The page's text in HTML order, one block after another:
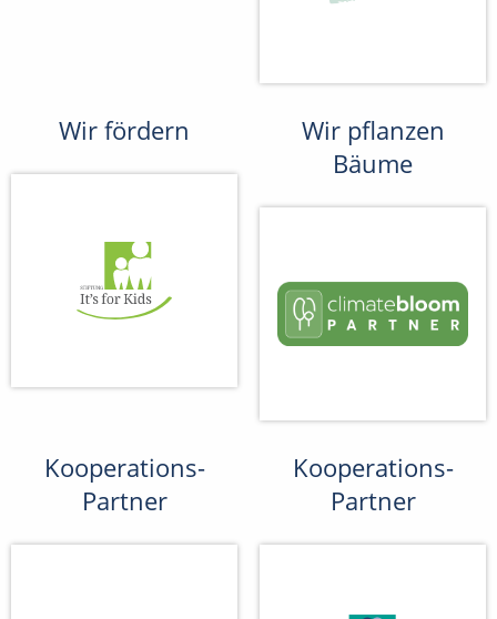
Wir fördern
Wir pflanzen
Bäume
Kooperations-
Partner
Kooperations-
Partner